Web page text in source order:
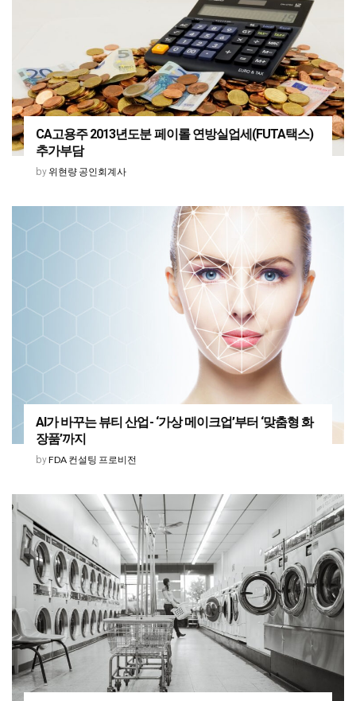
CA고용주 2013년도분 페이롤 연방실업세(FUTA택스)
추가부담
by위현량 공인회계사
AI가 바꾸는 뷰티 산업- ‘가상 메이크업’부터 ‘맞춤형 화
장품’까지
byFDA 컨설팅 프로비전